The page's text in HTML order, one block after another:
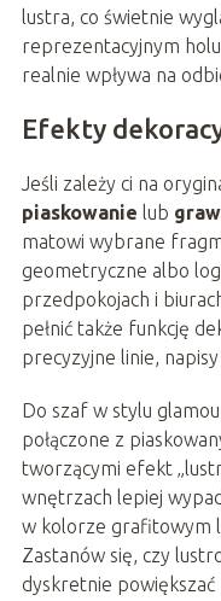
lustra, co świetnie
reprezentacyjnym
realnie wpływa na
Efekty
Jeśli zależy ci na
piaskowanie lub
matowi wybrane
geometryczne albo
przedpokojach i
pełnić także funkcję
precyzyjne linie,
Do szaf w stylu
połączone z
tworzącymi efekt
wnętrzach lepiej
w kolorze grafitowym
Zastanów się, czy
dyskretnie